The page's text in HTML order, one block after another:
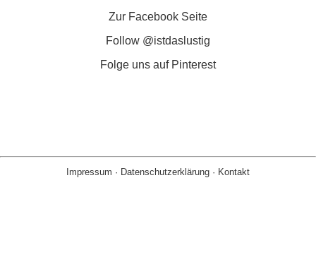
Zur Facebook Seite
Follow @istdaslustig
Folge uns auf Pinterest
Impressum · Datenschutzerklärung · Kontakt